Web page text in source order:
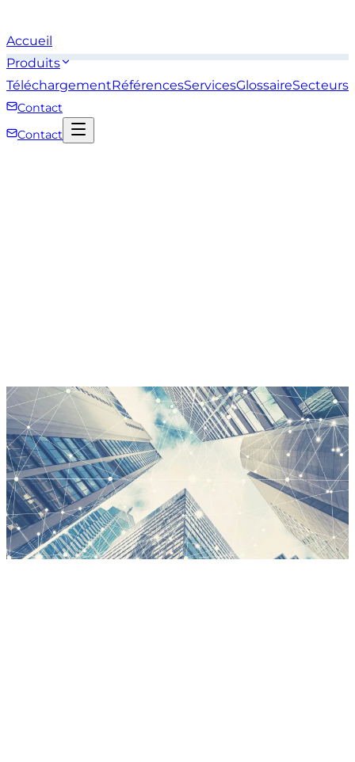
Accueil
Produits
TéléchargementRéférencesServicesGlossaireSecteurs
Contact
Contact